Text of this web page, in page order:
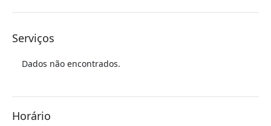
Serviços
Dados não encontrados.
Horário